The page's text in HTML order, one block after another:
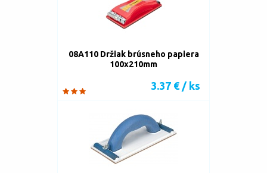
08A110 Držiak brúsneho papiera
100x210mm
3.37 € / ks